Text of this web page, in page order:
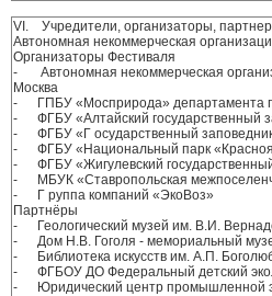
VI. Учредители, организаторы,
Автономная некоммерческая
Организаторы Фестиваля
- Автономная некоммерческая
Москва
- ГПБУ «Мосприрода» департамента
- ФГБУ «Алтайский государственный
- ФГБУ «Г осударственный заповедник
- ФГБУ «Национальный парк
- ФГБУ «Жигулевский
- МБУК «Ставропольская
- Г руппа компаний «ЭкоВоз»
Партнёры
- Геологический музей им. В.И.
- Дом Н.В. Гоголя - мемориальный
- Библиотека искусств им. А.П.
- ФГБОУ ДО Федеральный детский
- Юридический центр промышленной